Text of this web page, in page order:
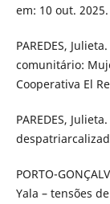
em: 10 out. 2025.
PAREDES,
comunitário:
Cooperativa El
PAREDES,
PORTO-
Yala – tensões